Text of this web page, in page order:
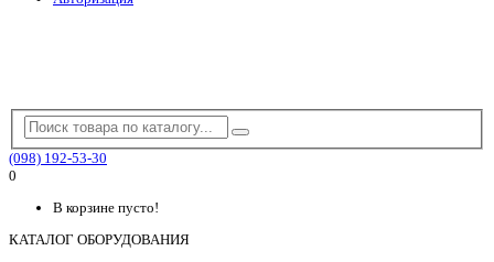
(098) 192-53-30
0
В корзине пусто!
КАТАЛОГ ОБОРУДОВАНИЯ